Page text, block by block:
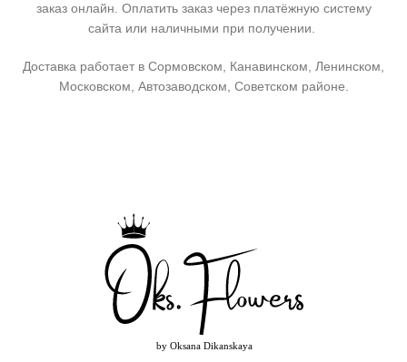
заказ онлайн. Оплатить заказ через платёжную систему
сайта или наличными при получении.
Доставка работает в Сормовском, Канавинском, Ленинском,
Московском, Автозаводском, Советском районе.